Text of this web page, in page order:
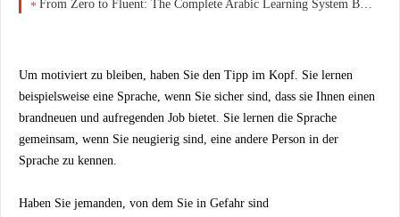
From Zero to Fluent: The Complete Arabic Learning System Beginners Wish They Started With
Um motiviert zu bleiben, haben Sie den Tipp im Kopf. Sie lernen
beispielsweise eine Sprache, wenn Sie sicher sind, dass sie Ihnen einen
brandneuen und aufregenden Job bietet. Sie lernen die Sprache
gemeinsam, wenn Sie neugierig sind, eine andere Person in der
Sprache zu kennen.
Haben Sie jemanden, von dem Sie in Gefahr sind